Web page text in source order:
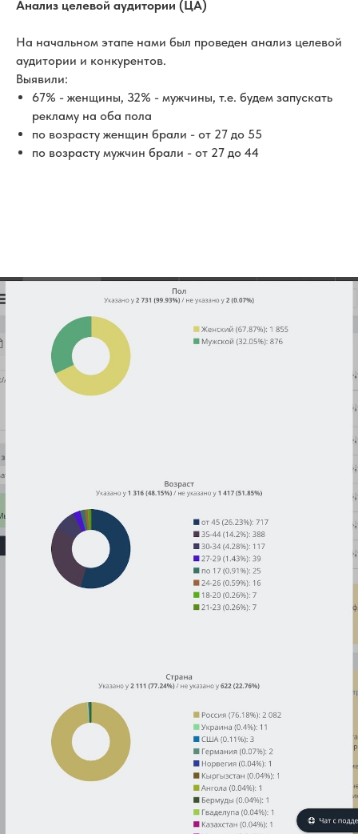
Анализ целевой аудитории (ЦА)
На начальном этапе нами был проведен анализ целевой
аудитории и конкурентов.
Выявили:
67% - женщины, 32% - мужчины, т.е. будем запускать
рекламу на оба пола
по возрасту женщин брали - от 27 до 55
по возрасту мужчин брали - от 27 до 44